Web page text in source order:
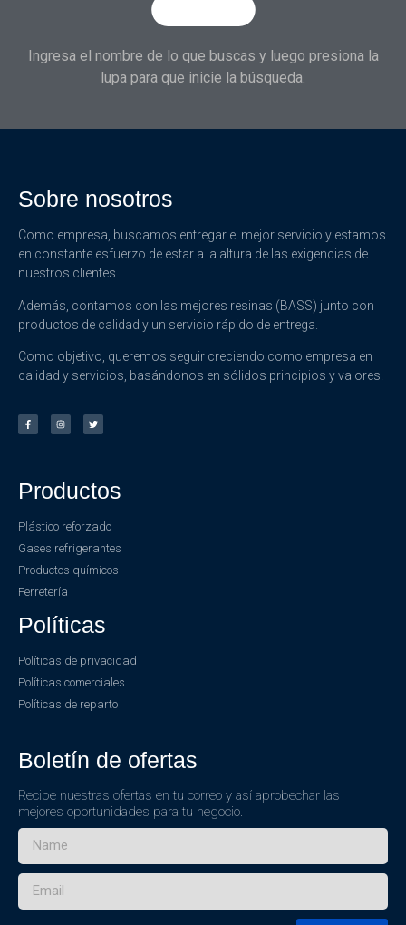
Ingresa el nombre de lo que buscas y luego presiona la
lupa para que inicie la búsqueda.
Sobre nosotros
Como empresa, buscamos entregar el mejor servicio y estamos
en constante esfuerzo de estar a la altura de las exigencias de
nuestros clientes.
Además, contamos con las mejores resinas (BASS) junto con
productos de calidad y un servicio rápido de entrega.
Como objetivo, queremos seguir creciendo como empresa en
calidad y servicios, basándonos en sólidos principios y valores.
Productos
Plástico reforzado
Gases refrigerantes
Productos químicos
Ferretería
Políticas
Políticas de privacidad
Políticas comerciales
Políticas de reparto
Boletín de ofertas
Recibe nuestras ofertas en tu correo y así aprobechar las
mejores oportunidades para tu negocio.